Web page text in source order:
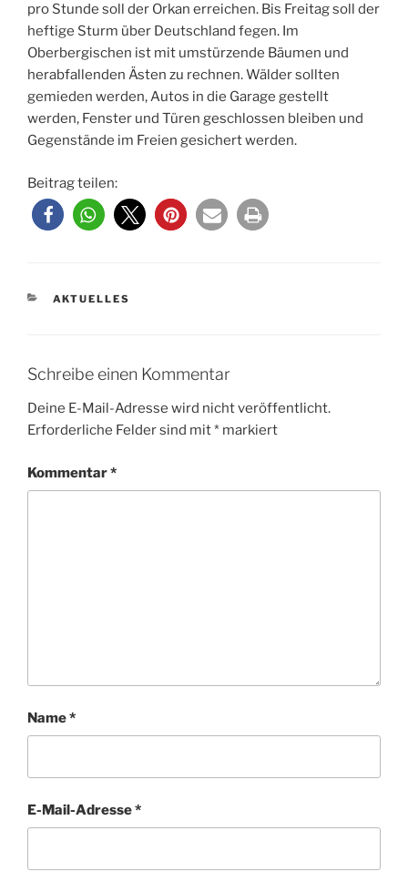
pro Stunde soll der Orkan erreichen. Bis Freitag soll der
heftige Sturm über Deutschland fegen. Im
Oberbergischen ist mit umstürzende Bäumen und
herabfallenden Ästen zu rechnen. Wälder sollten
gemieden werden, Autos in die Garage gestellt
werden, Fenster und Türen geschlossen bleiben und
Gegenstände im Freien gesichert werden.
Beitrag teilen:
KATEGORIEN
AKTUELLES
Schreibe einen Kommentar
Deine E-Mail-Adresse wird nicht veröffentlicht.
Erforderliche Felder sind mit* markiert
Kommentar*
Name*
E-Mail-Adresse*